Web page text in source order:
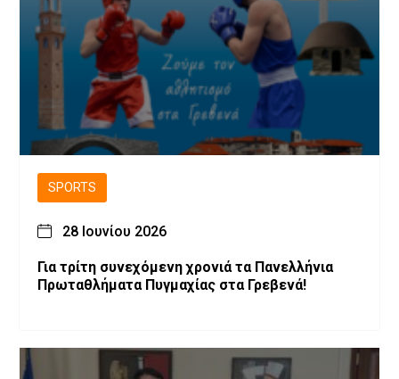
SPORTS
28 Ιουνίου 2026
Για τρίτη συνεχόμενη χρονιά τα Πανελλήνια
Πρωταθλήματα Πυγμαχίας στα Γρεβενά!